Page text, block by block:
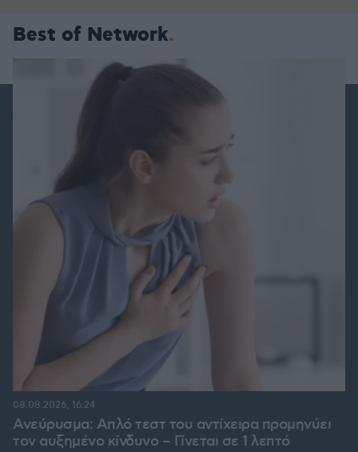
Best of Network
Ανεύρυσμα: Απλό τεστ του αντίχειρα προμηνύει
τον αυξημένο κίνδυνο – Γίνεται σε 1 λεπτό
08.08.2026, 16:24